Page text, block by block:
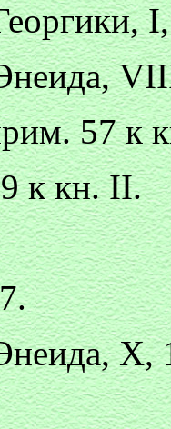
57 к
к кн. II.
Х,